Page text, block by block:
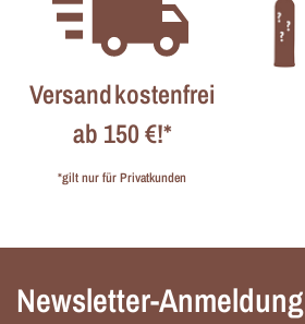
Versandkostenfrei
ab 150 €!*
*gilt nur für Privatkunden
Newsletter-Anmeldung